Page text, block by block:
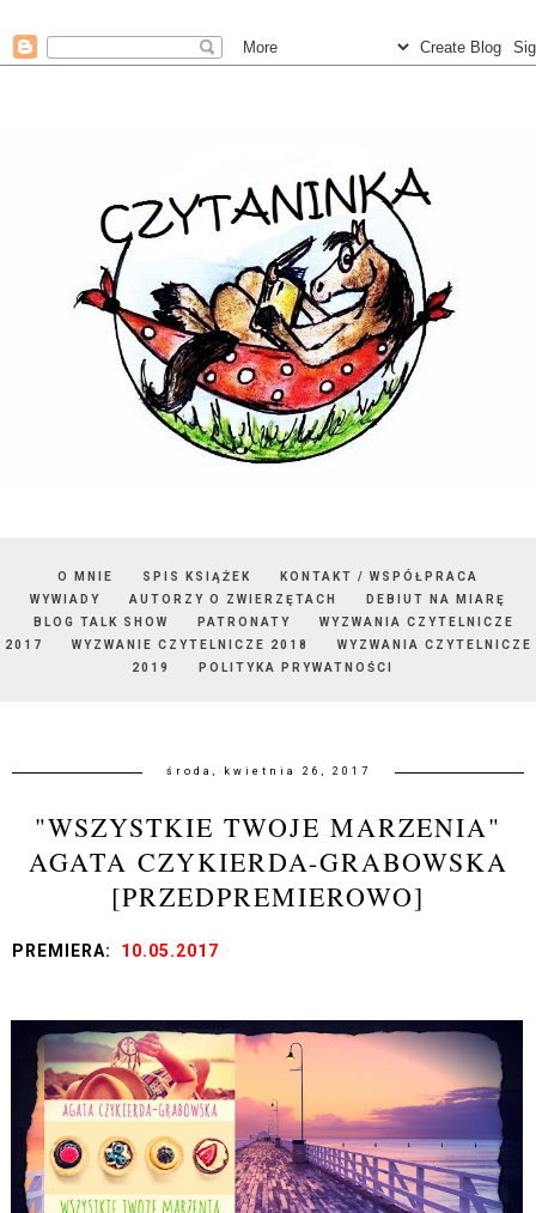
O MNIE SPIS KSIĄŻEK
KONTAKT / WSPÓŁPRACA
WYWIADY
AUTORZY O ZWIERZĘTACH
DEBIUT NA MIARĘ
BLOG TALK SHOW
PATRONATY
WYZWANIA CZYTELNICZE
2017
WYZWANIE CZYTELNICZE 2018
WYZWANIA CZYTELNICZE
2019
POLITYKA PRYWATNOŚCI
środa, kwietnia 26, 2017
"WSZYSTKIE TWOJE MARZENIA"
AGATA CZYKIERDA-GRABOWSKA
[PRZEDPREMIEROWO]
PREMIERA: 10.05.2017